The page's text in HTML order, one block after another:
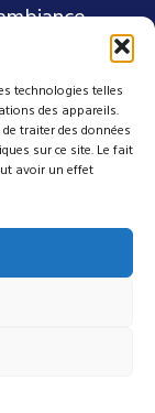
technologies telles
des appareils.
traiter des données
sur ce site. Le fait
avoir un effet